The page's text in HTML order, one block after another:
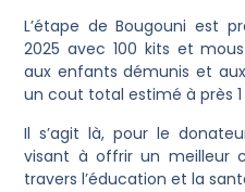
L’étape de Bougouni est
2025 avec 100 kits et
aux enfants démunis et
un cout total estimé à près 1
Il s’agit là, pour le
visant à offrir un meilleur
travers l’éducation et la